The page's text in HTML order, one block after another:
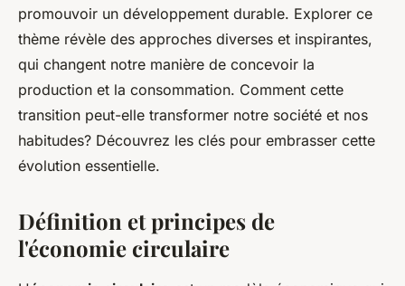
promouvoir un développement durable. Explorer ce
thème révèle des approches diverses et inspirantes,
qui changent notre manière de concevoir la
production et la consommation. Comment cette
transition peut-elle transformer notre société et nos
habitudes? Découvrez les clés pour embrasser cette
évolution essentielle.
Définition et principes de
l'économie circulaire